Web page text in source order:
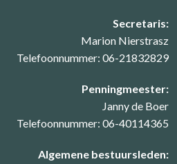
Secretaris:
Marion Nierstrasz
Telefoonnummer: 06-21832829
Penningmeester:
Janny de Boer
Telefoonnummer: 06-40114365
Algemene bestuursleden: